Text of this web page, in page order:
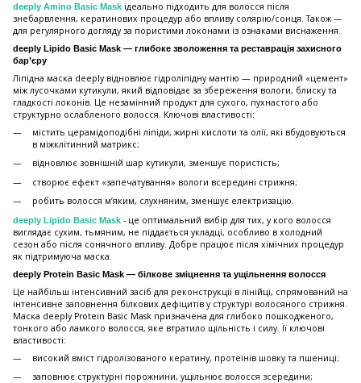
deeply Amino Basic Mask ідеально підходить для волосся після
знебарвлення, кератинових процедур або впливу солярію/сонця. Також —
для регулярного догляду за пористими локонами із ознаками виснаження.
deeply Lipido Basic Mask — глибоке зволоження та реставрація захисного
бар’єру
Ліпідна маска deeply відновлює гідроліпідну мантію — природний «цемент»
між лусочками кутикули, який відповідає за збереження вологи, блиску та
гладкості локонів. Це незамінний продукт для сухого, пухнастого або
структурно ослабленого волосся. Ключові властивості:
містить церамідоподібні ліпіди, жирні кислоти та олії, які вбудовуються
в міжклітинний матрикс;
відновлює зовнішній шар кутикули, зменшує пористість;
створює ефект «запечатування» вологи всередині стрижня;
робить волосся м’яким, слухняним, зменшує електризацію.
deeply Lipido Basic Mask - це оптимальний вибір для тих, у кого волосся
виглядає сухим, тьмяним, не піддається укладці, особливо в холодний
сезон або після сонячного впливу. Добре працює після хімічних процедур
як підтримуюча маска.
deeply Protein Basic Mask — білкове зміцнення та ущільнення волосся
Це найбільш інтенсивний засіб для реконструкції в лінійці, спрямований на
інтенсивне заповнення білкових дефіцитів у структурі волосяного стрижня.
Маска deeply Protein Basic Mask призначена для глибоко пошкодженого,
тонкого або ламкого волосся, яке втратило щільність і силу. Її ключові
властивості:
високий вміст гідролізованого кератину, протеїнів шовку та пшениці;
заповнює структурні порожнини, ущільнює волосся зсередини;